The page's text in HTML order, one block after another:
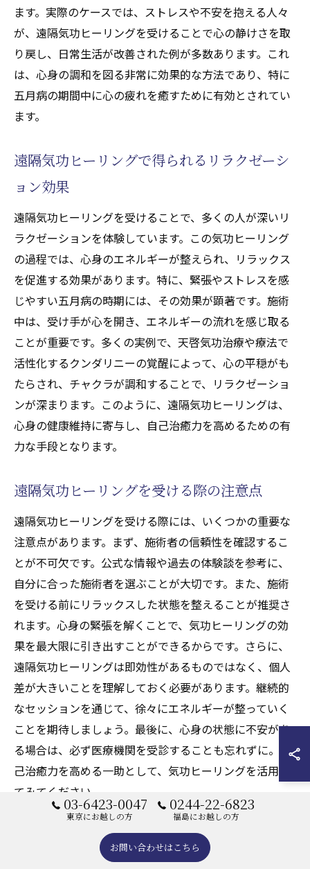
ます。実際のケースでは、ストレスや不安を抱える人々
が、遠隔気功ヒーリングを受けることで心の静けさを取
り戻し、日常生活が改善された例が多数あります。これ
は、心身の調和を図る非常に効果的な方法であり、特に
五月病の期間中に心の疲れを癒すために有効とされてい
ます。
遠隔気功ヒーリングで得られるリラクゼーシ
ョン効果
遠隔気功ヒーリングを受けることで、多くの人が深いリ
ラクゼーションを体験しています。この気功ヒーリング
の過程では、心身のエネルギーが整えられ、リラックス
を促進する効果があります。特に、緊張やストレスを感
じやすい五月病の時期には、その効果が顕著です。施術
中は、受け手が心を開き、エネルギーの流れを感じ取る
ことが重要です。多くの実例で、天啓気功治療や療法で
活性化するクンダリニーの覚醒によって、心の平穏がも
たらされ、チャクラが調和することで、リラクゼーショ
ンが深まります。このように、遠隔気功ヒーリングは、
心身の健康維持に寄与し、自己治癒力を高めるための有
力な手段となります。
遠隔気功ヒーリングを受ける際の注意点
遠隔気功ヒーリングを受ける際には、いくつかの重要な
注意点があります。まず、施術者の信頼性を確認するこ
とが不可欠です。公式な情報や過去の体験談を参考に、
自分に合った施術者を選ぶことが大切です。また、施術
を受ける前にリラックスした状態を整えることが推奨さ
れます。心身の緊張を解くことで、気功ヒーリングの効
果を最大限に引き出すことができるからです。さらに、
遠隔気功ヒーリングは即効性があるものではなく、個人
差が大きいことを理解しておく必要があります。継続的
なセッションを通じて、徐々にエネルギーが整っていく
ことを期待しましょう。最後に、心身の状態に不安があ
る場合は、必ず医療機関を受診することも忘れずに。自
己治癒力を高める一助として、気功ヒーリングを活用し
てみてください。
遠隔気功ヒーリングの成功事例と体験談
03-6423-0047
東京にお越しの方
0244-22-6823
福島にお越しの方
お問い合わせはこちら